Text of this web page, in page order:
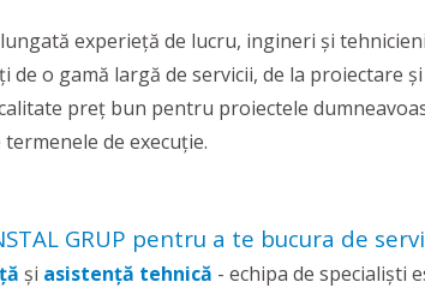
experieță de lucru, ingineri și
de o gamă largă de servicii, de la proiectare
preț bun pentru proiectele
de execuție.
GRUP pentru a te bucura de
și asistență tehnică - echipa de specialiști